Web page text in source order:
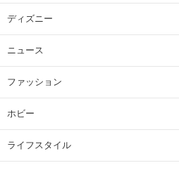
ディズニー
ニュース
ファッション
ホビー
ライフスタイル